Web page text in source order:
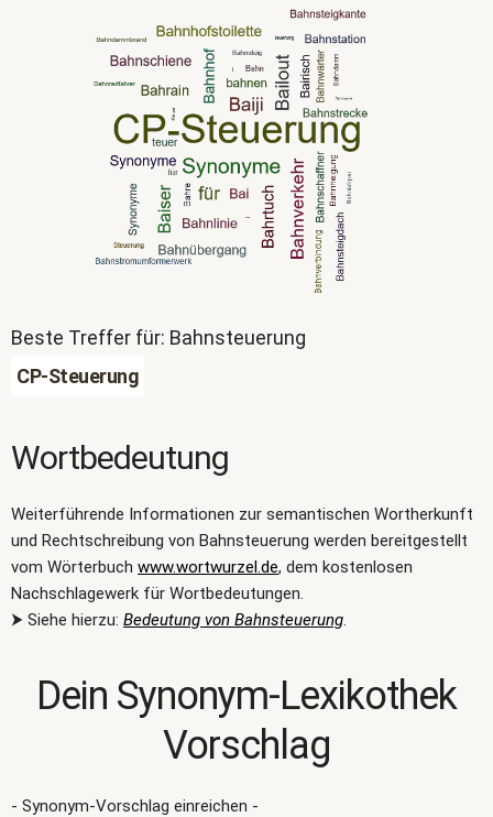
Beste Treffer für: Bahnsteuerung
CP-Steuerung
Wortbedeutung
Weiterführende Informationen zur semantischen Wortherkunft
und Rechtschreibung von Bahnsteuerung werden bereitgestellt
vom Wörterbuch www.wortwurzel.de, dem kostenlosen
Nachschlagewerk für Wortbedeutungen.
⮞ Siehe hierzu: Bedeutung von Bahnsteuerung.
Dein Synonym-Lexikothek
Vorschlag
- Synonym-Vorschlag einreichen -